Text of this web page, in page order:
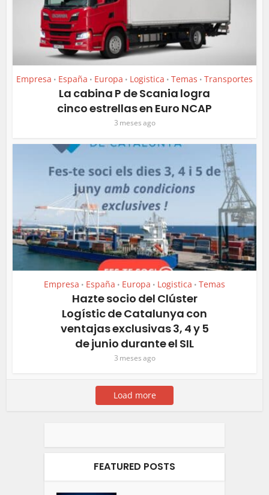
Empresa • España • Europa • Logistica • Temas • Transportes
La cabina P de Scania logra
cinco estrellas en Euro NCAP
3 meses ago
Empresa • España • Europa • Logistica • Temas
Hazte socio del Clúster
Logístic de Catalunya con
ventajas exclusivas 3, 4 y 5
de junio durante el SIL
3 meses ago
Load more
FEATURED POSTS